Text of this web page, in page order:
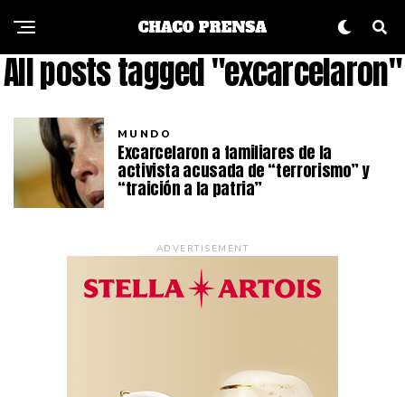
All posts tagged "excarcelaron"
MUNDO
Excarcelaron a familiares de la
activista acusada de “terrorismo” y
“traición a la patria”
ADVERTISEMENT